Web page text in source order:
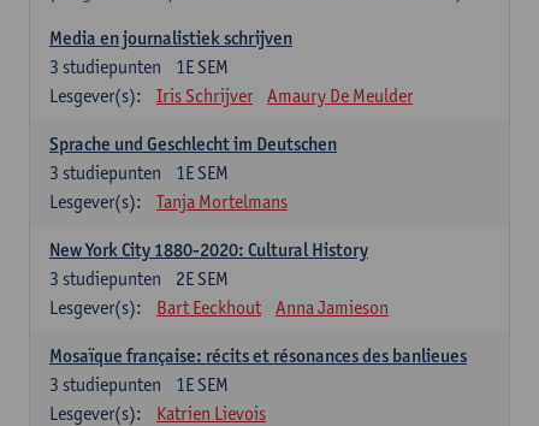
Media en journalistiek schrijven
1E SEM
3 studiepunten
Lesgever(s):
Iris Schrijver Amaury De Meulder
Sprache und Geschlecht im Deutschen
1E SEM
3 studiepunten
Lesgever(s):
Tanja Mortelmans
New York City 1880-2020: Cultural History
2E SEM
3 studiepunten
Lesgever(s):
Bart Eeckhout Anna Jamieson
Mosaïque française: récits et résonances des banlieues
1E SEM
3 studiepunten
Lesgever(s):
Katrien Lievois